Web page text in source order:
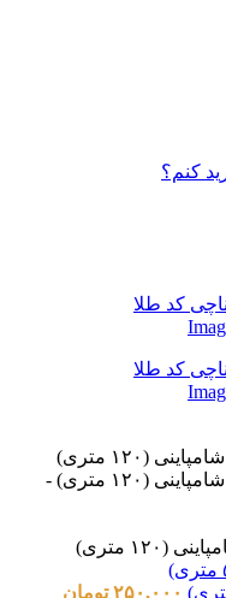
کنم؟
متری)
۲۵۰,۰۰۰ تومان